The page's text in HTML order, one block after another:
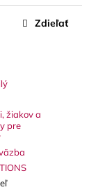
žiakov a
pre
Zdieľať